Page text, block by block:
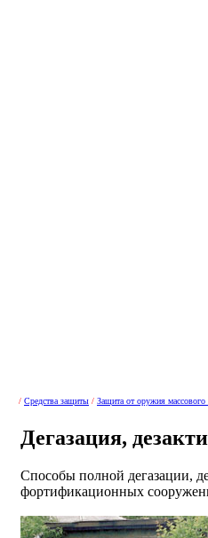
/ Средства защиты / Защита от оружия массового
Дегазация,
Способы полной дегазации,
фортификационных